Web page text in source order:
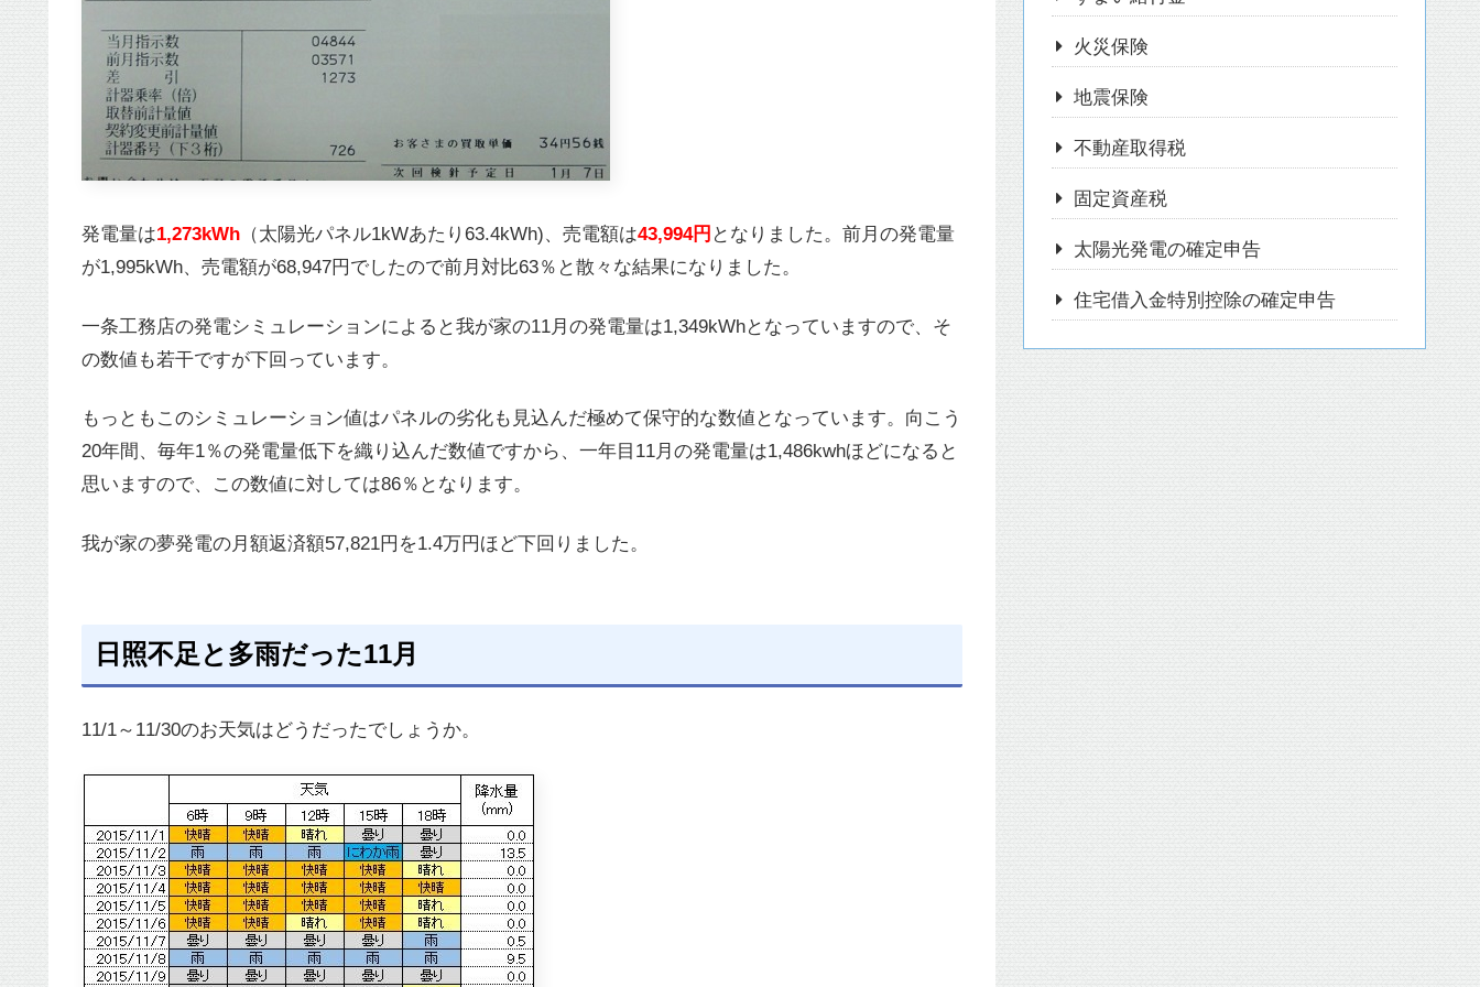
発電量は1,273kWh （太陽光パネル1kWあたり63.4kWh)、売電額は43,994円 となりました。前月の発電量
が1,995kWh、売電額が68,947円でしたので前月対比63％と散々な結果になりました。
一条工務店の発電シミュレーションによると我が家の11月の発電量は1,349kWhとなっていますので、そ
の数値も若干ですが下回っています。
もっともこのシミュレーション値はパネルの劣化も見込んだ極めて保守的な数値となっています。向こう
20年間、毎年1％の発電量低下を織り込んだ数値ですから、一年目11月の発電量は1,486kwhほどになると
思いますので、この数値に対しては86％となります。
我が家の夢発電の月額返済額57,821円を1.4万円ほど下回りました。
日照不足と多雨だった11月
11/1～11/30のお天気はどうだったでしょうか。
火災保険
地震保険
不動産取得税
固定資産税
太陽光発電の確定申告
住宅借入金特別控除の確定申告